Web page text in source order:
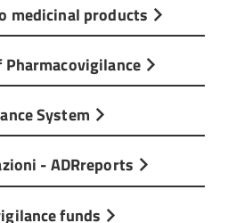
medicinal products
System
- ADRreports
funds